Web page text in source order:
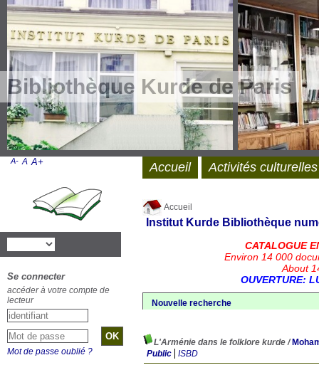
Bibliothèque Kurde de Paris
Accueil
Institut Kurde Bibliothèque
CATALOGUE
Environ 14 000
About
OUVERTURE:
Nouvelle recherche
L'Arménie dans le folklore kurde/
Public
ISBD
Accueil Activités culturelles
A- A A+
Se connecter
accéder à votre compte de
lecteur
Mot de passe oublié ?